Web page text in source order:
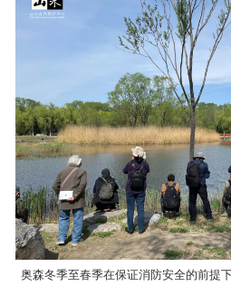
奥森冬季至春季在保证消防安全的前提